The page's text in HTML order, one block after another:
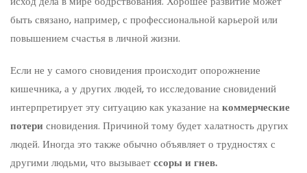
быть связано, например, с профессиональной карьерой или
повышением счастья в личной жизни.
Если не у самого сновидения происходит опорожнение
кишечника, а у других людей, то исследование сновидений
интерпретирует эту ситуацию как указание накоммерческие
потери сновидения. Причиной тому будет халатность других
людей. Иногда это также обычно объявляет о трудностях с
другими людьми, что вызываетссоры и гнев.